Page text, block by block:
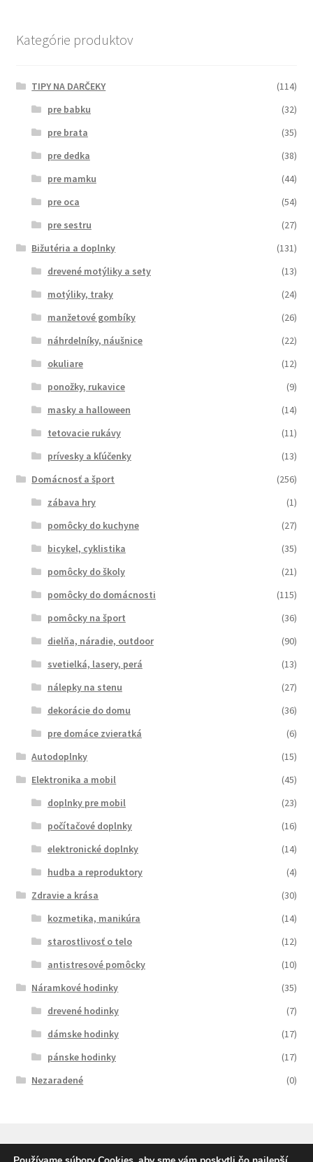
Kategórie produktov
TIPY NA DARČEKY
(114)
pre babku
(32)
pre brata
(35)
pre dedka
(38)
pre mamku
(44)
pre oca
(54)
pre sestru
(27)
Bižutéria a doplnky
(131)
drevené motýliky a sety
(13)
motýliky, traky
(24)
manžetové gombíky
(26)
náhrdelníky, náušnice
(22)
okuliare
(12)
ponožky, rukavice
(9)
masky a halloween
(14)
tetovacie rukávy
(11)
prívesky a kľúčenky
(13)
Domácnosť a šport
(256)
zábava hry
(1)
pomôcky do kuchyne
(27)
bicykel, cyklistika
(35)
pomôcky do školy
(21)
pomôcky do domácnosti
(115)
pomôcky na šport
(36)
dielňa, náradie, outdoor
(90)
svetielká, lasery, perá
(13)
nálepky na stenu
(27)
dekorácie do domu
(36)
pre domáce zvieratká
(6)
Autodoplnky
(15)
Elektronika a mobil
(45)
doplnky pre mobil
(23)
počítačové doplnky
(16)
elektronické doplnky
(14)
hudba a reproduktory
(4)
Zdravie a krása
(30)
kozmetika, manikúra
(14)
starostlivosť o telo
(12)
antistresové pomôcky
(10)
Náramkové hodinky
(35)
drevené hodinky
(7)
dámske hodinky
(17)
pánske hodinky
(17)
Nezaradené
(0)